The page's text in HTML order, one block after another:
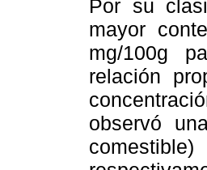
Por su
mayor
mg/100g
relación
observó